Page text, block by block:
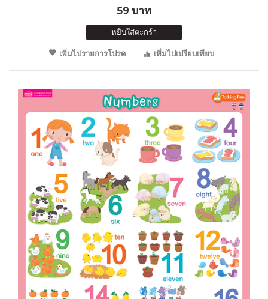
59 บาท
หยิบใส่ตะกร้า
เพิ่มไปรายการโปรด
เพิ่มไปเปรียบเทียบ